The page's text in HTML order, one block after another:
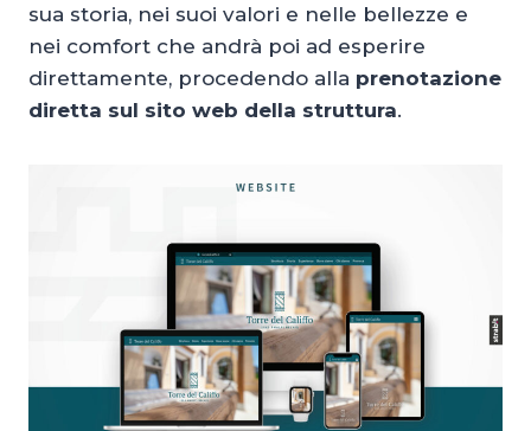
sua storia, nei suoi valori e nelle bellezze e
nei comfort che andrà poi ad esperire
direttamente, procedendo alla prenotazione
diretta sul sito web della struttura.